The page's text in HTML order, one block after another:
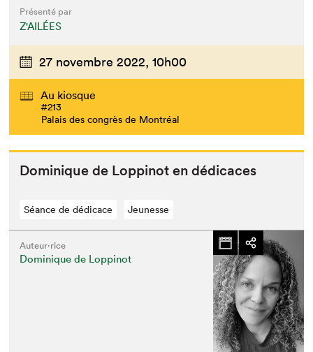
Présenté par
Z'AILÉES
27 novembre 2022, 10h00
Au kiosque
#213
Palais des congrès de Montréal
Dominique de Lop­pinot en dédicaces
Séance de dédicace Jeunesse
Auteur·rice
Dominique de Loppinot